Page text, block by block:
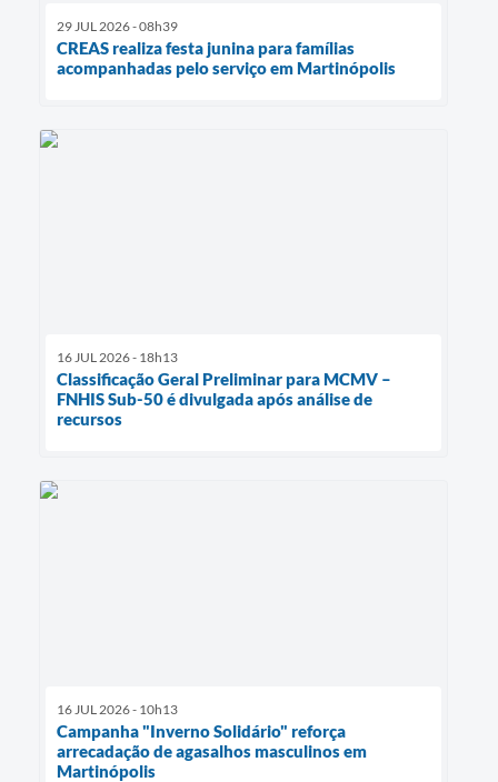
29 JUL 2026 - 08h39
CREAS realiza festa junina para famílias
acompanhadas pelo serviço em Martinópolis
16 JUL 2026 - 18h13
Classificação Geral Preliminar para MCMV –
FNHIS Sub-50 é divulgada após análise de
recursos
16 JUL 2026 - 10h13
Campanha "Inverno Solidário" reforça
arrecadação de agasalhos masculinos em
Martinópolis